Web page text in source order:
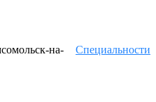
Специальности
на-